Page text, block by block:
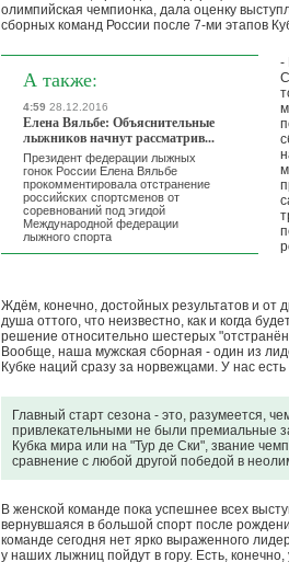
олимпийская чемпионка, дала оценку
сборных команд России после 7-ми этапов
А также:
4:59 28.12.2016
Елена Вяльбе: Объяснительные
лыжников начнут рассматрив...
Президент федерации лыжных
гонок России Елена Вяльбе
прокомментировала отстранение
российских спортсменов от
соревнований под эгидой
Международной федерации
лыжного спорта
-
Ждём, конечно, достойных результатов и от
душа оттого, что неизвестно, как и когда
решение относительно шестерых
Вообще, наша мужская сборная - один из
Кубке наций сразу за норвежцами. У нас
Главный старт сезона - это, разумеется,
привлекательными не были премиальные
Кубка мира или на "Тур де Ски", звание
сравнение с любой другой победой в
В женской команде пока успешнее всех
вернувшаяся в большой спорт после
команде сегодня нет ярко выраженного
у наших лыжниц пойдут в гору. Есть,